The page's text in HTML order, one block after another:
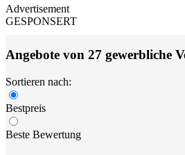
Advertisement
GESPONSERT
Angebote von 27 gewerbliche
Sortieren nach:
Bestpreis
Beste Bewertung